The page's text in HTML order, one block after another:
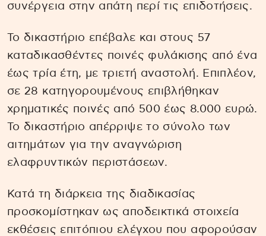
συνέργεια στην απάτη περί τις επιδοτήσεις.
Το δικαστήριο επέβαλε και στους 57
καταδικασθέντες ποινές φυλάκισης από ένα
έως τρία έτη, με τριετή αναστολή. Επιπλέον,
σε 28 κατηγορουμένους επιβλήθηκαν
χρηματικές ποινές από 500 έως 8.000 ευρώ.
Το δικαστήριο απέρριψε το σύνολο των
αιτημάτων για την αναγνώριση
ελαφρυντικών περιστάσεων.
Κατά τη διάρκεια της διαδικασίας
προσκομίστηκαν ως αποδεικτικά στοιχεία
εκθέσεις επιτόπιου ελέγχου που αφορούσαν